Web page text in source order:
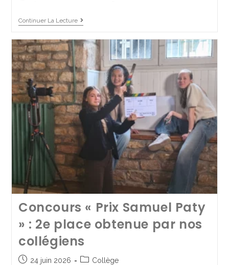
Continuer La Lecture
Concours « Prix Samuel Paty
» : 2e place obtenue par nos
collégiens
24 juin 2026 Collège
Continuer La Lecture
Bal des 3èmes, édition 2025
1 juillet 2025
Collège / Spectacles de fin d'année